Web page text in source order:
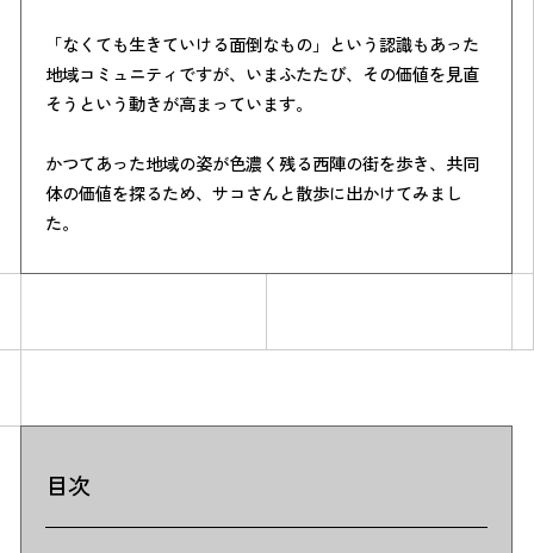
「なくても生きていける面倒なもの」という認識もあった
地域コミュニティですが、いまふたたび、その価値を見直
そうという動きが高まっています。
かつてあった地域の姿が色濃く残る西陣の街を歩き、共同
体の価値を探るため、サコさんと散歩に出かけてみまし
た。
目次